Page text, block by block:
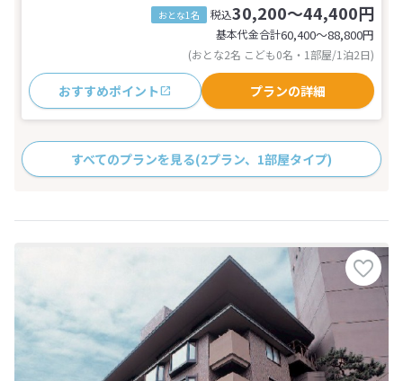
おとな1名 税込30,200～44,400円
基本代金合計60,400〜88,800円
(おとな2名 こども0名・1部屋/1泊2日)
おすすめポイント プランの詳細
すべてのプランを見る(2プラン、1部屋タイプ)